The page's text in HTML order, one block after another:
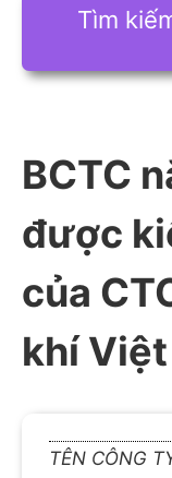
Tìm
BCTC
được
của
khí
TÊN CÔNG